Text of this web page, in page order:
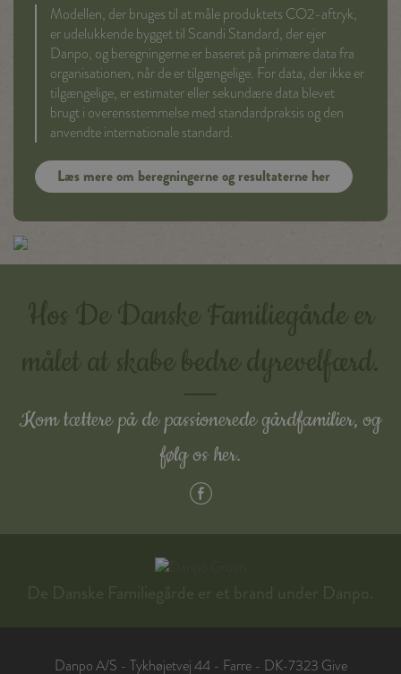
Modellen, der bruges til at måle produktets CO2-aftryk,
er udelukkende bygget til Scandi Standard, der ejer
Danpo, og beregningerne er baseret på primære data fra
organisationen, når de er tilgængelige. For data, der ikke er
tilgængelige, er estimater eller sekundære data blevet
brugt i overensstemmelse med standardpraksis og den
anvendte internationale standard.
Læs mere om beregningerne og resultaterne her
Kom tættere på de passionerede gårdfamilier, og
følg os her.
Danpo A/S - Tykhøjetvej 44 - Farre - DK-7323 Give